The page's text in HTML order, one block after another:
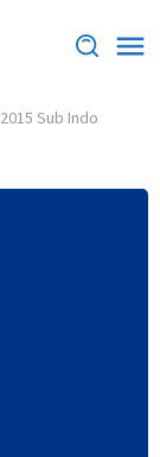
Sub Indo